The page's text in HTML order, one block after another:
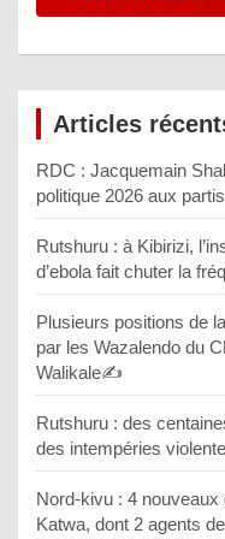
Articles
RDC : Jacquemain
politique 2026 aux partis
Rutshuru : à Kibirizi,
d’ebola fait chuter la
Plusieurs positions de
par les Wazalendo du
Walikale✍️
Rutshuru : des
des intempéries
Nord-kivu : 4 nouveaux
Katwa, dont 2 agents